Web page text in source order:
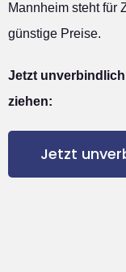
Mannheim steht für
günstige Preise.
Jetzt
ziehen:
Jetzt